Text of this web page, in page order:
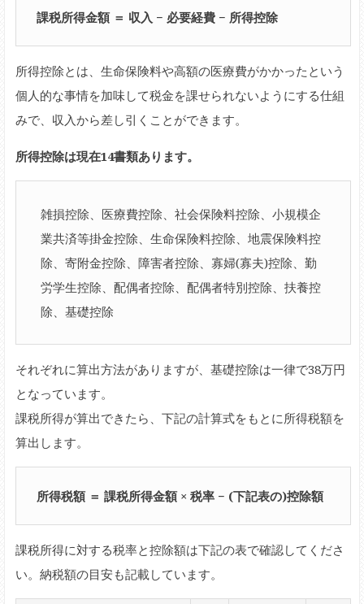
課税所得金額 ＝ 収入 − 必要経費 − 所得控除
所得控除とは、生命保険料や高額の医療費がかかったという
個人的な事情を加味して税金を課せられないようにする仕組
みで、収入から差し引くことができます。
所得控除は現在14書類あります。
雑損控除、医療費控除、社会保険料控除、小規模企
業共済等掛金控除、生命保険料控除、地震保険料控
除、寄附金控除、障害者控除、寡婦(寡夫)控除、勤
労学生控除、配偶者控除、配偶者特別控除、扶養控
除、基礎控除
それぞれに算出方法がありますが、基礎控除は一律で38万円
となっています。
課税所得が算出できたら、下記の計算式をもとに所得税額を
算出します。
所得税額 ＝ 課税所得金額 × 税率 − (下記表の)控除額
課税所得に対する税率と控除額は下記の表で確認してくださ
い。納税額の目安も記載しています。